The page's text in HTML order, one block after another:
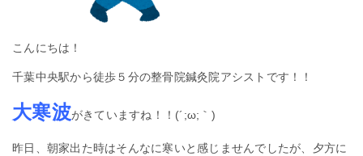
こんにちは！
千葉中央駅から徒歩５分の整骨院鍼灸院アシストです！！
大寒波がきていますね ！！(´;ω;｀)
昨日、朝家出た時はそんなに寒いと感じませんでしたが、夕方に